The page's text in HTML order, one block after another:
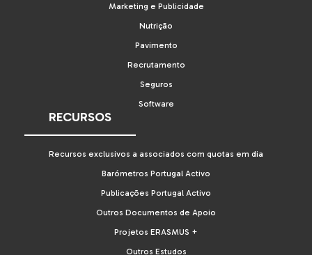
Marketing e Publicidade
Nutrição
Pavimento
Recrutamento
Seguros
Software
RECURSOS
Recursos exclusivos a associados com quotas em dia
Barómetros Portugal Activo
Publicações Portugal Activo
Outros Documentos de Apoio
Projetos ERASMUS +
Outros Estudos